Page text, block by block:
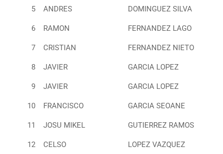
5 ANDRES DOMINGUEZ SILVA
6 RAMON FERNANDEZ LAGO
7 CRISTIAN FERNANDEZ NIETO
8 JAVIER GARCIA LOPEZ
9 JAVIER GARCIA LOPEZ
10 FRANCISCO GARCIA SEOANE
11 JOSU MIKEL GUTIERREZ RAMOS
12 CELSO LOPEZ VAZQUEZ